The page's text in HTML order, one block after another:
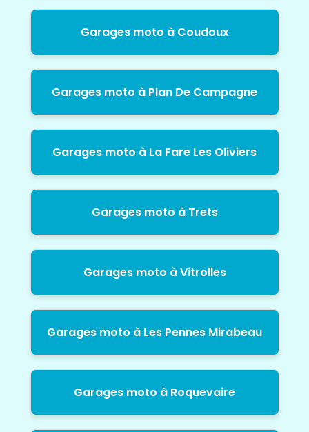
Garages moto à Coudoux
Garages moto à Plan De Campagne
Garages moto à La Fare Les Oliviers
Garages moto à Trets
Garages moto à Vitrolles
Garages moto à Les Pennes Mirabeau
Garages moto à Roquevaire